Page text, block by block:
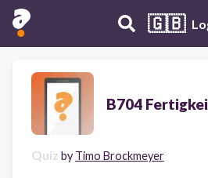
🇬🇧
B704
Quiz by Timo Brockmeyer